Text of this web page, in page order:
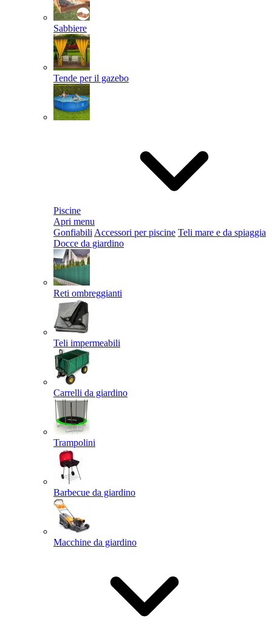
Sabbiere
Tende per il gazebo
Piscine
Apri menu
Gonfiabili Accessori per piscine Teli mare e da spiaggia
Docce da giardino
Reti ombreggianti
Teli impermeabili
Carrelli da giardino
Trampolini
Barbecue da giardino
Macchine da giardino